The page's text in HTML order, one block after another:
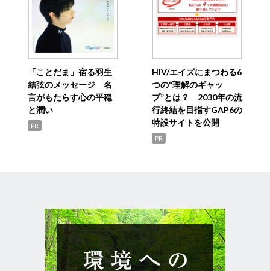
「ことだま」宿る羽生
結弦のメッセージ 名
言がもたらす心の平穏
と潤い
PR
HIV/エイズにまつわる6
つの“理解のギャッ
プ”とは？ 2030年の流
行終結を目指すGAP6の
特設サイトを公開
PR